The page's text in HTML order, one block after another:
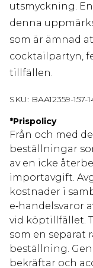
utsmyckning.
denna
som är ämnad
cocktailpartyn,
tillfällen.
SKU: BAA12359-157-
*Prispolicy
Från och med
beställningar
av en icke
importavgift.
kostnader i
e‑handelsvaror
vid köptillfället.
som en separat
beställning.
bekräftar och